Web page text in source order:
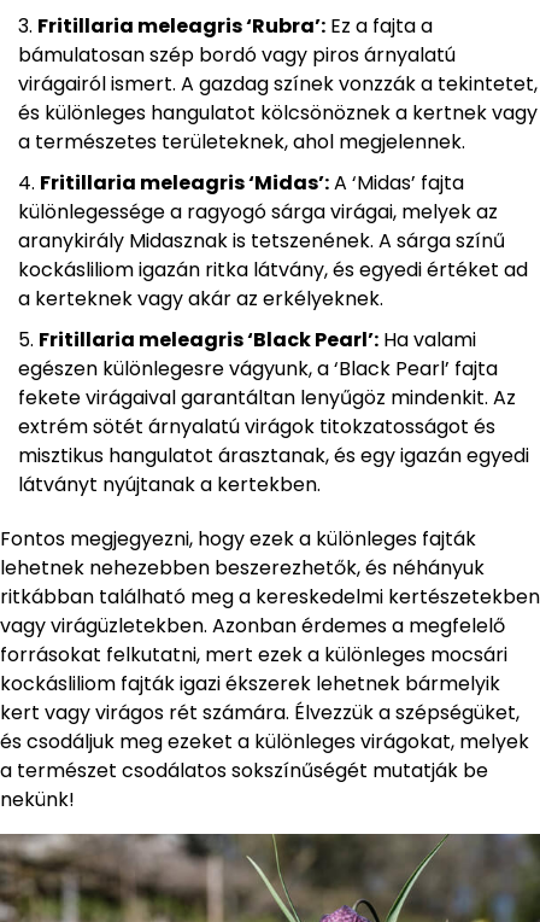
Fritillaria meleagris ‘Rubra’: Ez a fajta a
bámulatosan szép bordó vagy piros árnyalatú
virágairól ismert. A gazdag színek vonzzák a tekintetet,
és különleges hangulatot kölcsönöznek a kertnek vagy
a természetes területeknek, ahol megjelennek.
Fritillaria meleagris ‘Midas’:A ‘Midas’ fajta
különlegessége a ragyogó sárga virágai, melyek az
aranykirály Midasznak is tetszenének. A sárga színű
kockásliliom igazán ritka látvány, és egyedi értéket ad
a kerteknek vagy akár az erkélyeknek.
Fritillaria meleagris ‘Black Pearl’: Ha valami
egészen különlegesre vágyunk, a ‘Black Pearl’ fajta
fekete virágaival garantáltan lenyűgöz mindenkit. Az
extrém sötét árnyalatú virágok titokzatosságot és
misztikus hangulatot árasztanak, és egy igazán egyedi
látványt nyújtanak a kertekben.
Fontos megjegyezni, hogy ezek a különleges fajták
lehetnek nehezebben beszerezhetők, és néhányuk
ritkábban található meg a kereskedelmi kertészetekben
vagy virágüzletekben. Azonban érdemes a megfelelő
forrásokat felkutatni, mert ezek a különleges mocsári
kockásliliom fajták igazi ékszerek lehetnek bármelyik
kert vagy virágos rét számára. Élvezzük a szépségüket,
és csodáljuk meg ezeket a különleges virágokat, melyek
a természet csodálatos sokszínűségét mutatják be
nekünk!